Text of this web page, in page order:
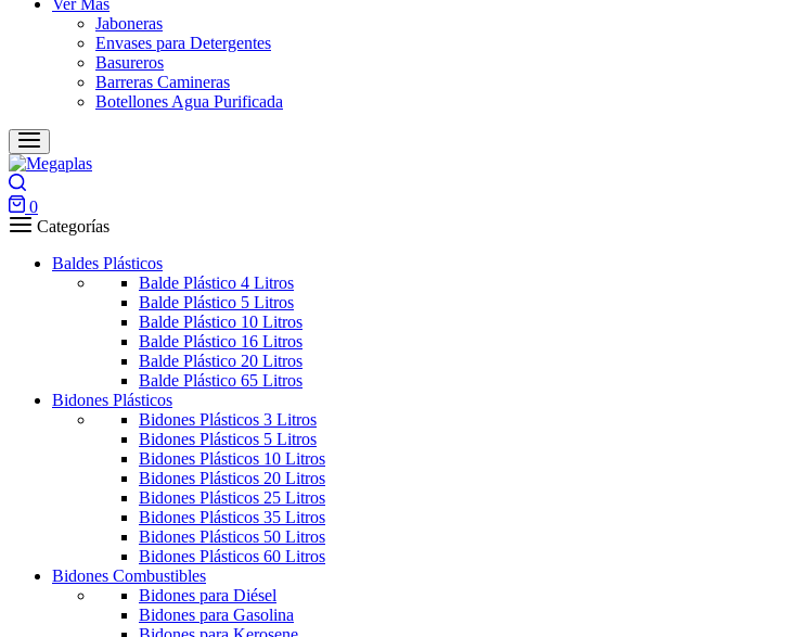
Ver Más
Jaboneras
Envases para Detergentes
Basureros
Barreras Camineras
Botellones Agua Purificada
0
CarroCategorías
Baldes Plásticos
Balde Plástico 4 Litros
Balde Plástico 5 Litros
Balde Plástico 10 Litros
Balde Plástico 16 Litros
Balde Plástico 20 Litros
Balde Plástico 65 Litros
Bidones Plásticos
Bidones Plásticos 3 Litros
Bidones Plásticos 5 Litros
Bidones Plásticos 10 Litros
Bidones Plásticos 20 Litros
Bidones Plásticos 25 Litros
Bidones Plásticos 35 Litros
Bidones Plásticos 50 Litros
Bidones Plásticos 60 Litros
Bidones Combustibles
Bidones para Diésel
Bidones para Gasolina